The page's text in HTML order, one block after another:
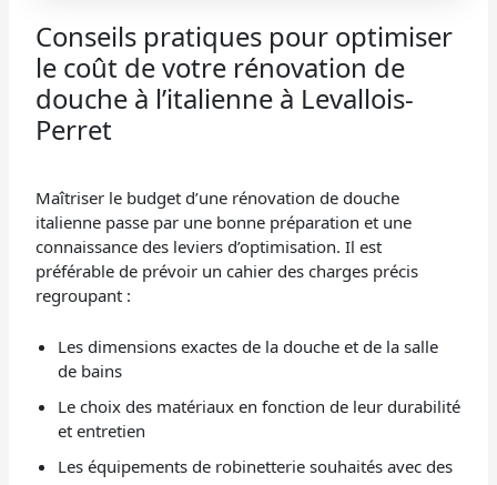
Conseils pratiques pour optimiser
le coût de votre rénovation de
douche à l’italienne à Levallois-
Perret
Maîtriser le budget d’une rénovation de douche
italienne passe par une bonne préparation et une
connaissance des leviers d’optimisation. Il est
préférable de prévoir un cahier des charges précis
regroupant :
Les dimensions exactes de la douche et de la salle
de bains
Le choix des matériaux en fonction de leur durabilité
et entretien
Les équipements de robinetterie souhaités avec des